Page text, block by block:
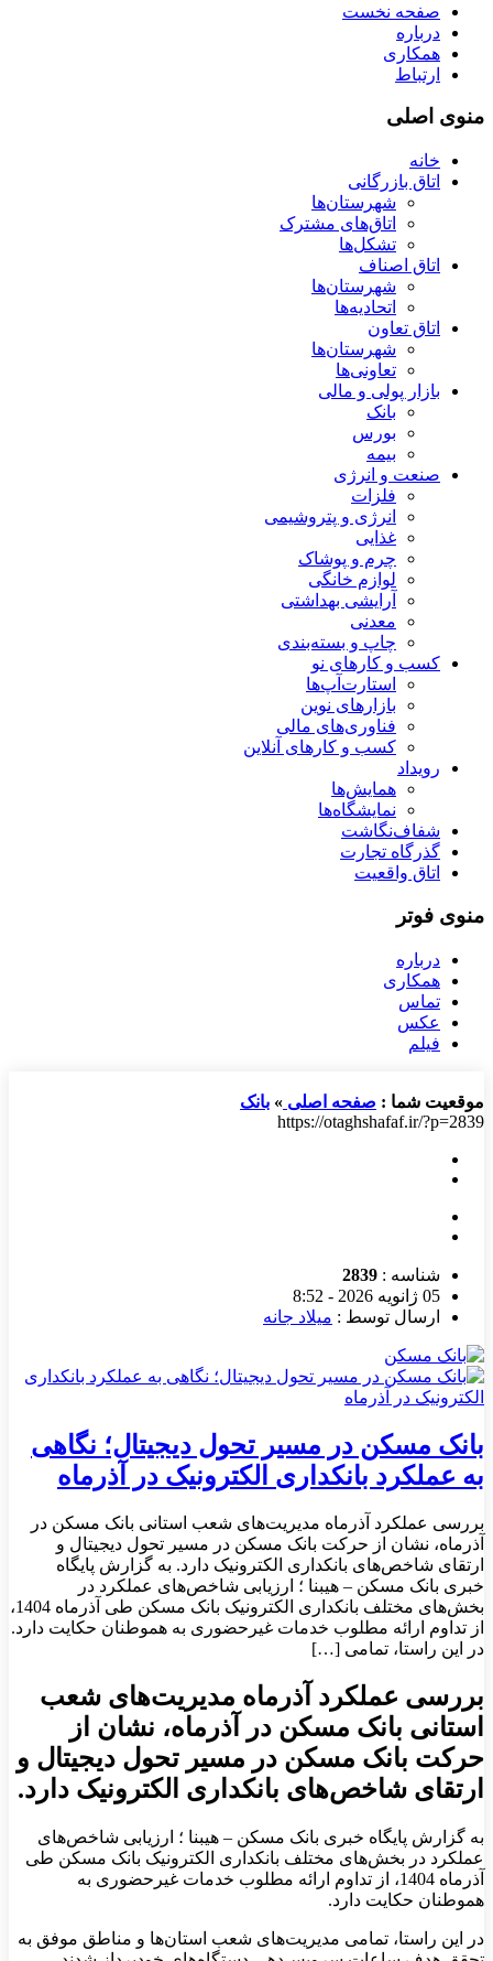
صفحه نخست
درباره
همکاری
ارتباط
منوی اصلی
خانه
اتاق بازرگانی
شهرستان‌ها
اتاق‌های مشترک
تشکل‌ها
اتاق اصناف
شهرستان‌ها
اتحادیه‌ها
اتاق تعاون
شهرستان‌ها
تعاونی‌ها
بازار پولی و مالی
بانک
بورس
بیمه
صنعت و انرژی
فلزات
انرژی و پتروشیمی
غذایی
چرم و پوشاک
لوازم خانگی
آرایشی بهداشتی
معدنی
چاپ و بسته‌بندی
کسب و کارهای نو
استارت‌آپ‌ها
بازارهای نوین
فناوری‌های مالی
کسب و کارهای آنلاین
رویداد
همایش‌ها
نمایشگاه‌ها
شفاف‌نگاشت
گذرگاه تجارت
اتاق واقعیت
منوی فوتر
درباره
همکاری
تماس
عکس
فیلم
موقعیت شما : صفحه اصلی » بانک
https://otaghshafaf.ir/?p=2839
شناسه : 2839
05 ژانویه 2026 - 8:52
ارسال توسط : میلاد جانه
بانک مسکن در مسیر تحول دیجیتال؛ نگاهی
به عملکرد بانکداری الکترونیک در آذرماه
بررسی عملکرد آذرماه مدیریت‌های شعب استانی بانک مسکن در
آذرماه، نشان‌ از حرکت بانک مسکن در مسیر تحول دیجیتال و
ارتقای شاخص‌های بانکداری الکترونیک دارد. به گزارش پایگاه
خبری بانک مسکن – هیبنا ؛ ارزیابی شاخص‌های عملکرد در
بخش‌های مختلف بانکداری الکترونیک بانک مسکن طی آذرماه 1404،
از تداوم ارائه مطلوب خدمات غیرحضوری به هموطنان حکایت دارد.
در این راستا، تمامی […]
بررسی عملکرد آذرماه مدیریت‌های شعب
استانی بانک مسکن در آذرماه، نشان‌ از
حرکت بانک مسکن در مسیر تحول دیجیتال و
ارتقای شاخص‌های بانکداری الکترونیک دارد.
به گزارش پایگاه خبری بانک مسکن – هیبنا ؛ ارزیابی شاخص‌های
عملکرد در بخش‌های مختلف بانکداری الکترونیک بانک مسکن طی
آذرماه 1404، از تداوم ارائه مطلوب خدمات غیرحضوری به
هموطنان حکایت دارد.
در این راستا، تمامی مدیریت‌های شعب استان‌ها و مناطق موفق به